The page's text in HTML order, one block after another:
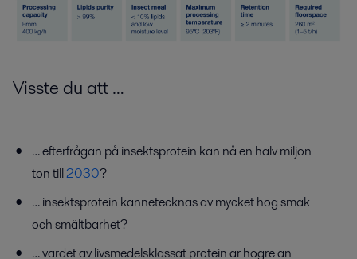
Visste du att…
… efterfrågan på insektsprotein kan nå en halv miljon
ton till2030?
… insektsprotein kännetecknas av mycket hög smak
och smältbarhet?
… värdet av livsmedelsklassat protein är högre än